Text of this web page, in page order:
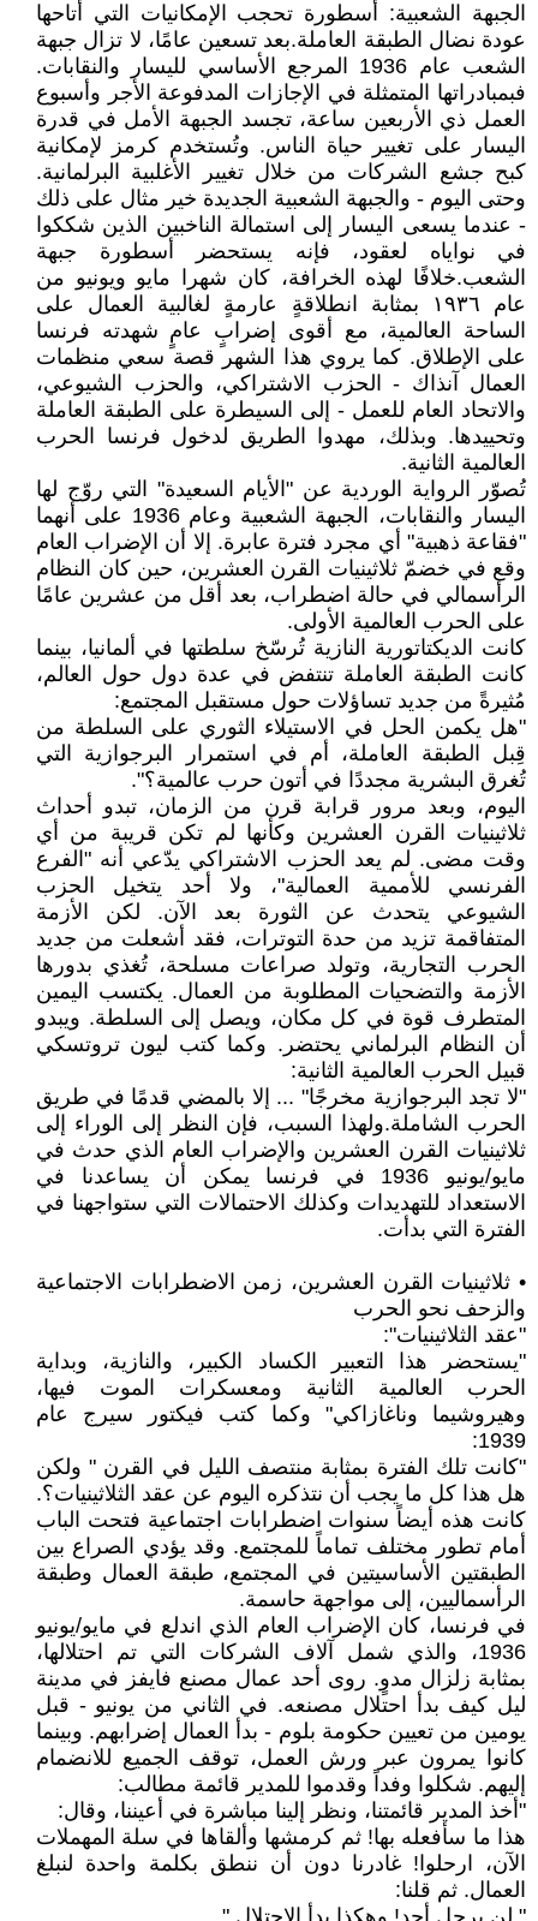
الجبهة الشعبية: أسطورة تحجب الإمكانيات التي أتاحها
عودة نضال الطبقة العاملة.بعد تسعين عامًا، لا تزال جبهة
الشعب عام 1936 المرجع الأساسي لليسار والنقابات.
فبمبادراتها المتمثلة في الإجازات المدفوعة الأجر وأسبوع
العمل ذي الأربعين ساعة، تجسد الجبهة الأمل في قدرة
اليسار على تغيير حياة الناس. وتُستخدم كرمز لإمكانية
كبح جشع الشركات من خلال تغيير الأغلبية البرلمانية.
وحتى اليوم - والجبهة الشعبية الجديدة خير مثال على ذلك
- عندما يسعى اليسار إلى استمالة الناخبين الذين شككوا
في نواياه لعقود، فإنه يستحضر أسطورة جبهة
الشعب.خلافًا لهذه الخرافة، كان شهرا مايو ويونيو من
عام ١٩٣٦ بمثابة انطلاقةٍ عارمةٍ لغالبية العمال على
الساحة العالمية، مع أقوى إضرابٍ عامٍ شهدته فرنسا
على الإطلاق. كما يروي هذا الشهر قصة سعي منظمات
العمال آنذاك - الحزب الاشتراكي، والحزب الشيوعي،
والاتحاد العام للعمل - إلى السيطرة على الطبقة العاملة
وتحييدها. وبذلك، مهدوا الطريق لدخول فرنسا الحرب
العالمية الثانية.
تُصوّر الرواية الوردية عن "الأيام السعيدة" التي روّج لها
اليسار والنقابات، الجبهة الشعبية وعام 1936 على أنهما
"فقاعة ذهبية" أي مجرد فترة عابرة. إلا أن الإضراب العام
وقع في خضمّ ثلاثينيات القرن العشرين، حين كان النظام
الرأسمالي في حالة اضطراب، بعد أقل من عشرين عامًا
على الحرب العالمية الأولى.
كانت الديكتاتورية النازية تُرسّخ سلطتها في ألمانيا، بينما
كانت الطبقة العاملة تنتفض في عدة دول حول العالم،
مُثيرةً من جديد تساؤلات حول مستقبل المجتمع:
"هل يكمن الحل في الاستيلاء الثوري على السلطة من
قِبل الطبقة العاملة، أم في استمرار البرجوازية التي
تُغرق البشرية مجددًا في أتون حرب عالمية؟".
اليوم، وبعد مرور قرابة قرن من الزمان، تبدو أحداث
ثلاثينيات القرن العشرين وكأنها لم تكن قريبة من أي
وقت مضى. لم يعد الحزب الاشتراكي يدّعي أنه "الفرع
الفرنسي للأممية العمالية"، ولا أحد يتخيل الحزب
الشيوعي يتحدث عن الثورة بعد الآن. لكن الأزمة
المتفاقمة تزيد من حدة التوترات، فقد أشعلت من جديد
الحرب التجارية، وتولد صراعات مسلحة، تُغذي بدورها
الأزمة والتضحيات المطلوبة من العمال. يكتسب اليمين
المتطرف قوة في كل مكان، ويصل إلى السلطة. ويبدو
أن النظام البرلماني يحتضر. وكما كتب ليون تروتسكي
قبيل الحرب العالمية الثانية:
"لا تجد البرجوازية مخرجًا" ... إلا بالمضي قدمًا في طريق
الحرب الشاملة.ولهذا السبب، فإن النظر إلى الوراء إلى
ثلاثينيات القرن العشرين والإضراب العام الذي حدث في
مايو/يونيو 1936 في فرنسا يمكن أن يساعدنا في
الاستعداد للتهديدات وكذلك الاحتمالات التي ستواجهنا في
الفترة التي بدأت.
• ثلاثينيات القرن العشرين، زمن الاضطرابات الاجتماعية
والزحف نحو الحرب
"عقد الثلاثينيات":
"يستحضر هذا التعبير الكساد الكبير، والنازية، وبداية
الحرب العالمية الثانية ومعسكرات الموت فيها،
وهيروشيما وناغازاكي" وكما كتب فيكتور سيرج عام
1939:
"كانت تلك الفترة بمثابة منتصف الليل في القرن " ولكن
هل هذا كل ما يجب أن نتذكره اليوم عن عقد الثلاثينيات؟.
كانت هذه أيضاً سنوات اضطرابات اجتماعية فتحت الباب
أمام تطور مختلف تماماً للمجتمع. وقد يؤدي الصراع بين
الطبقتين الأساسيتين في المجتمع، طبقة العمال وطبقة
الرأسماليين، إلى مواجهة حاسمة.
في فرنسا، كان الإضراب العام الذي اندلع في مايو/يونيو
1936، والذي شمل آلاف الشركات التي تم احتلالها،
بمثابة زلزال مدوٍ. روى أحد عمال مصنع فايفز في مدينة
ليل كيف بدأ احتلال مصنعه. في الثاني من يونيو - قبل
يومين من تعيين حكومة بلوم - بدأ العمال إضرابهم. وبينما
كانوا يمرون عبر ورش العمل، توقف الجميع للانضمام
إليهم. شكلوا وفداً وقدموا للمدير قائمة مطالب:
"أخذ المدير قائمتنا، ونظر إلينا مباشرة في أعيننا، وقال:
هذا ما سأفعله بها! ثم كرمشها وألقاها في سلة المهملات
الآن، ارحلوا! غادرنا دون أن ننطق بكلمة واحدة لنبلغ
العمال. ثم قلنا: